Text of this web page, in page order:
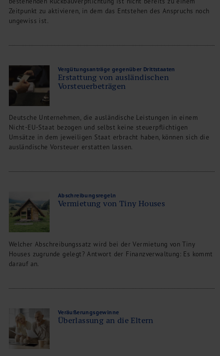
Zeitpunkt zu aktivieren, in dem das Entstehen des Anspruchs noch
ungewiss ist.
Vergütungsanträge gegenüber Drittstaaten
Erstattung von ausländischen
Vorsteuerbeträgen
Deutsche Unternehmen, die ausländische Leistungen in einem
Nicht-EU-Staat bezogen und selbst keine steuerpflichtigen
Umsätze in dem jeweiligen Staat erbracht haben, können sich die
ausländische Vorsteuer erstatten lassen.
Abschreibungsregeln
Vermietung von Tiny Houses
Welcher Abschreibungssatz wird bei der Vermietung von Tiny
Houses zugrunde gelegt? Antwort der Finanzverwaltung: Es kommt
darauf an.
Veräußerungsgewinne
Überlassung an die Eltern